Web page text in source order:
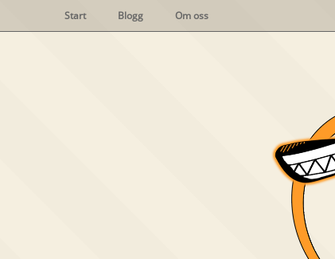
Start Blogg Om oss